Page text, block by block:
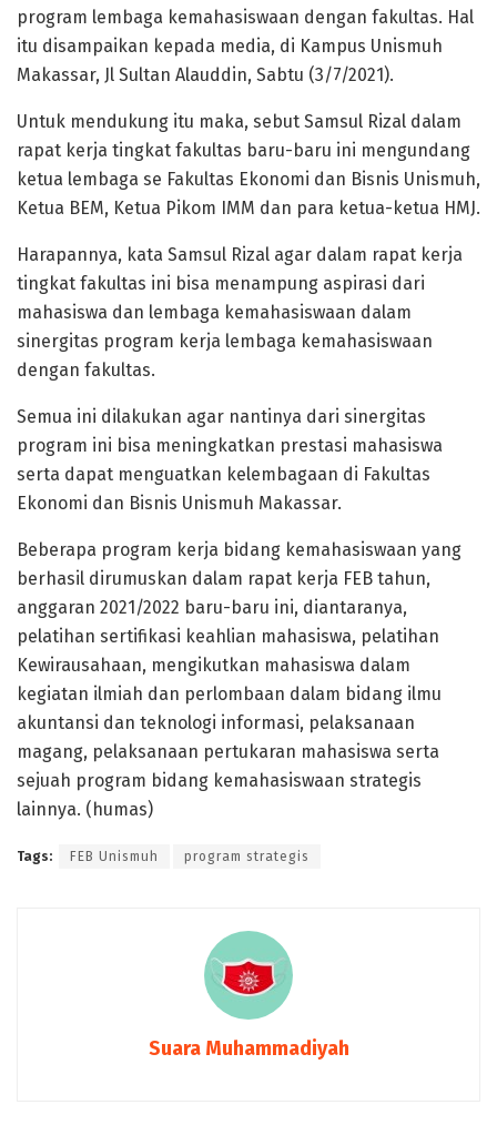
program lembaga kemahasiswaan dengan fakultas. Hal
itu disampaikan kepada media, di Kampus Unismuh
Makassar, Jl Sultan Alauddin, Sabtu (3/7/2021).
Untuk mendukung itu maka, sebut Samsul Rizal dalam
rapat kerja tingkat fakultas baru-baru ini mengundang
ketua lembaga se Fakultas Ekonomi dan Bisnis Unismuh,
Ketua BEM, Ketua Pikom IMM dan para ketua-ketua HMJ.
Harapannya, kata Samsul Rizal agar dalam rapat kerja
tingkat fakultas ini bisa menampung aspirasi dari
mahasiswa dan lembaga kemahasiswaan dalam
sinergitas program kerja lembaga kemahasiswaan
dengan fakultas.
Semua ini dilakukan agar nantinya dari sinergitas
program ini bisa meningkatkan prestasi mahasiswa
serta dapat menguatkan kelembagaan di Fakultas
Ekonomi dan Bisnis Unismuh Makassar.
Beberapa program kerja bidang kemahasiswaan yang
berhasil dirumuskan dalam rapat kerja FEB tahun,
anggaran 2021/2022 baru-baru ini, diantaranya,
pelatihan sertifikasi keahlian mahasiswa, pelatihan
Kewirausahaan, mengikutkan mahasiswa dalam
kegiatan ilmiah dan perlombaan dalam bidang ilmu
akuntansi dan teknologi informasi, pelaksanaan
magang, pelaksanaan pertukaran mahasiswa serta
sejuah program bidang kemahasiswaan strategis
lainnya. (humas)
Tags: FEB Unismuh program strategis
Suara Muhammadiyah